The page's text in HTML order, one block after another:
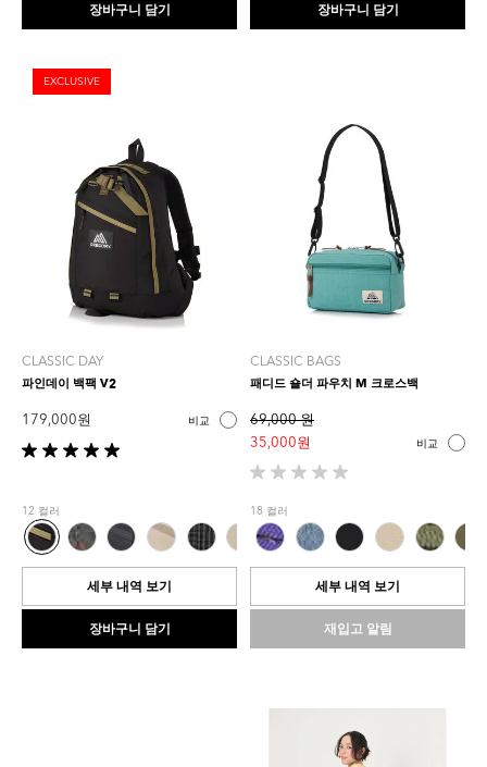
장바구니 담기
다.
장바구니 담기
EXCLUSIVE
CLASSIC DAY
파인데이 백팩 V2
179,000 원 비교
별
개
중
5.0
개
니
2
12 컬러
세부 내역 보기
장바구니 담기
CLASSIC BAGS
패디드 숄더 파우치 M 크로스백
69,000 원
35,000 원
비교
별
5
개
중
0.0
입
다.
18 컬러
세부 내역 보기
재입고 알림